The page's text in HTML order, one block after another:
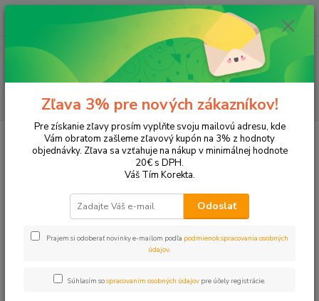
Hľadať
ks
za 0,00 EUR
Tonery a náplne do tlačiarní Hewlett Packard
HP LaserJet Pro
P1600
Upresniť parametre
Zľava 3% pre nových zákazníkov!
Pre získanie zľavy prosím vyplňte svoju mailovú adresu, kde
Vám obratom zašleme zľavový kupón na 3% z hodnoty
objednávky. Zľava sa vzťahuje na nákup v minimálnej hodnote
20€ s DPH.
Váš Tím Korekta.
Odoslať
Prajem si odoberať novinky e-mailom podľa podmienok spracovania osobných
údajov.
Súhlasím sospracovaním osobných údajov pre účely registrácie.